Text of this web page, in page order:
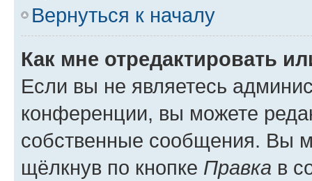
Вернуться к началу
Как мне отредактировать
Если вы не являетесь
конференции, вы можете
собственные сообщения. Вы
щёлкнув по кнопке Правка в